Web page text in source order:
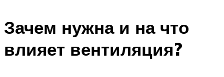
Зачем нужна и на что
влияет вентиляция?